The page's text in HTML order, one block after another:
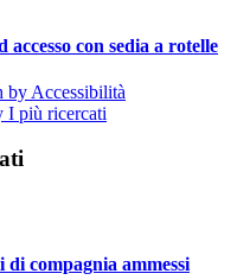
accesso con sedia a rotelle
by Accessibilità
I più ricercati
di compagnia ammessi